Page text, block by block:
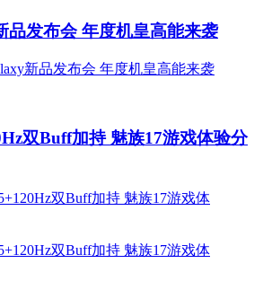
品发布会 年度机皇高能来袭
双Buff加持 魅族17游戏体验分